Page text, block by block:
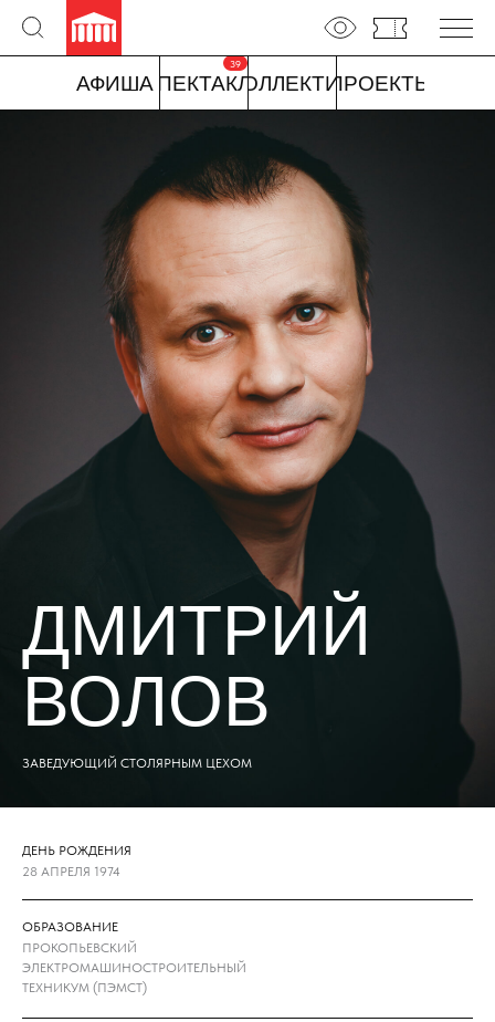
ПРОЕКТЫ
КОЛЛЕКТИВ
СПЕКТАКЛИ
АФИША
39
ПРОКОПЬЕВСКИЙ
ЭЛЕКТРОМАШИНОСТРОИТЕЛЬНЫЙ
ТЕХНИКУМ (ПЭМСТ)
28 АПРЕЛЯ 1974
ОБРАЗОВАНИЕ
ДЕНЬ РОЖДЕНИЯ
ЗАВЕДУЮЩИЙ СТОЛЯРНЫМ ЦЕХОМ
ДМИТРИЙ
ВОЛОВ